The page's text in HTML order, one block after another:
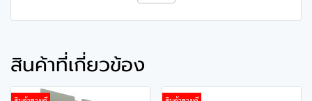
สินค้าที่เกี่ยวข้อง